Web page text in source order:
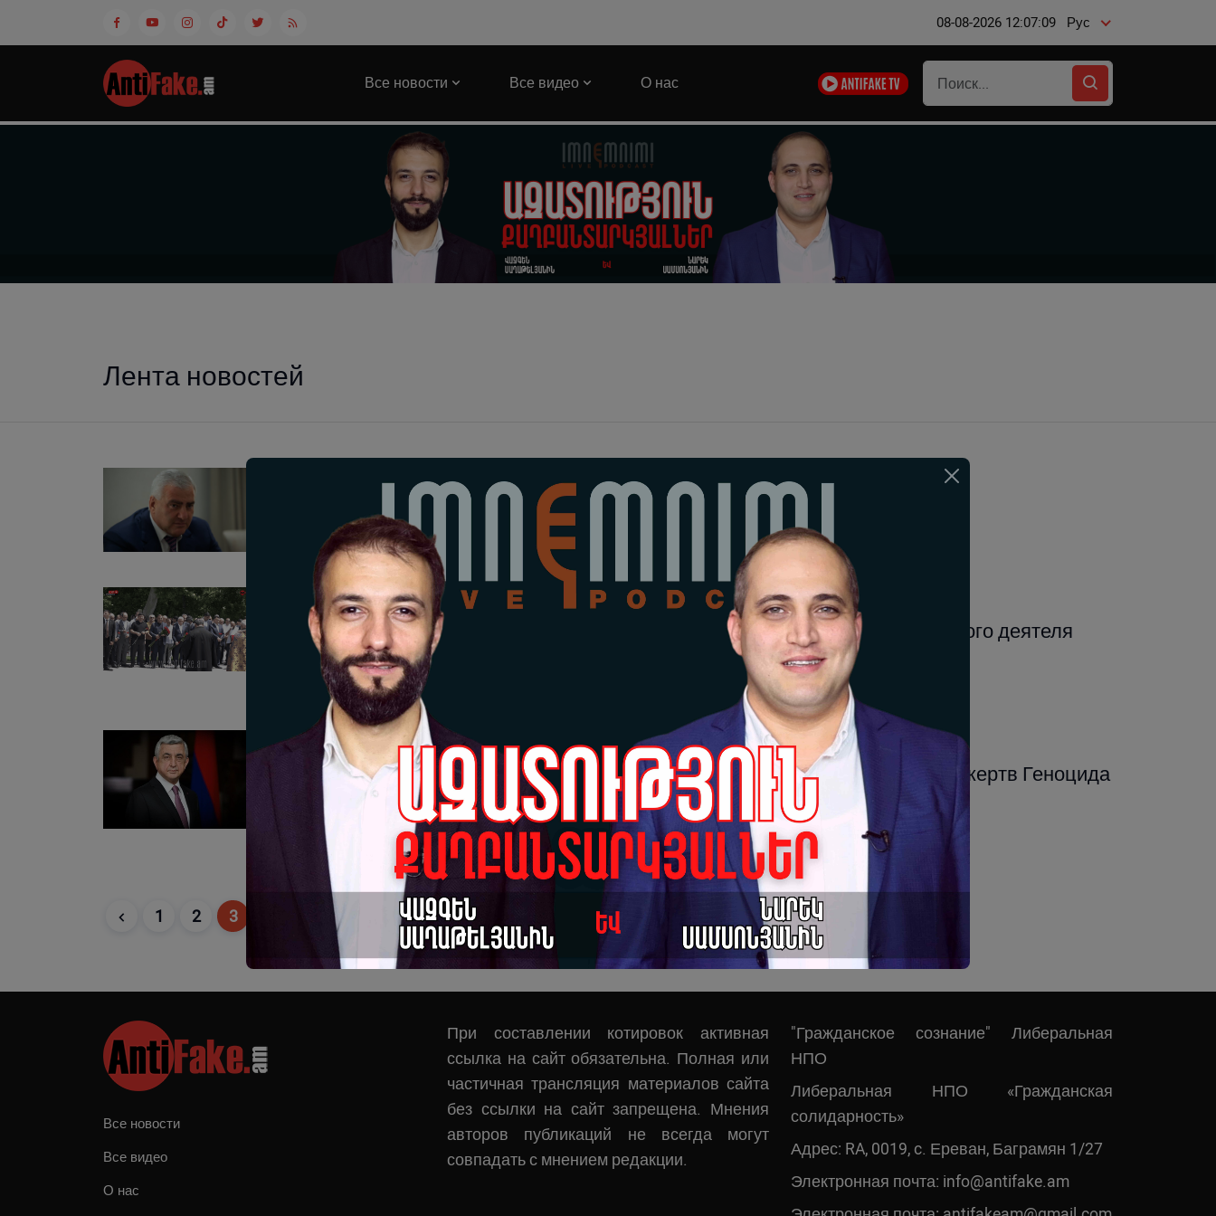
08-08-2026 12:07:10 Рус
Все новости Все видео О нас
Лента новостей
Самвел Карапетян: Хотели проводить маски-шоу и задержать меня
17-06-2025 18:50
Новости
Серж Саргсян воздал дань уважения памяти государственного, политического деятеля
Андраника Маргаряна
12-06-2025 14:15
Новости
Послание третьего Президента РА Сержа Саргсяна в связи с Днём памяти жертв Геноцида
армян
24-04-2025 07:12
1 2 3
Все новости
Все видео
О нас
При составлении котировок активная
ссылка на сайт обязательна. Полная или
частичная трансляция материалов сайта
без ссылки на сайт запрещена. Мнения
авторов публикаций не всегда могут
совпадать с мнением редакции.
"Гражданское сознание" Либеральная
НПО
Либеральная НПО «Гражданская
солидарность»
Адрес: RA, 0019, c. Ереван, Баграмян 1/27
Электронная почта: info@antifake.am